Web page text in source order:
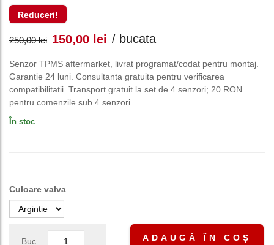
Reduceri!
250,00lei Prețul
inițial
a
150,00 lei Prețul
curent
este:
/ bucata
Senzor TPMS aftermarket, livrat programat/codat pentru montaj.
Garantie 24 luni. Consultanta gratuita pentru verificarea
compatibilitatii. Transport gratuit la set de 4 senzori; 20 RON
pentru comenzile sub 4 senzori.
În stoc
Culoare valva
Buc. ADAUGĂ ÎN COȘ